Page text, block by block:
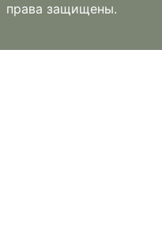
права защищены.